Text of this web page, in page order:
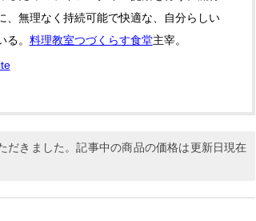
、無理なく持続可能で快適な、自分らしい
。 料理教室つづくらす食堂主宰。
だきました。記事中の商品の価格は更新日現在